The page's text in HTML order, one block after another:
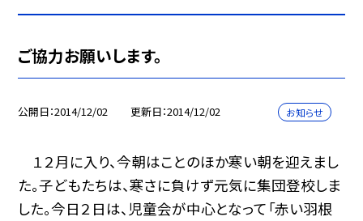
ご協力お願いします。
公開日 2014/12/02 更新日 2014/12/02 お知らせ
１２月に入り、今朝はことのほか寒い朝を迎えまし
た。子どもたちは、寒さに負けず元気に集団登校しま
した。今日２日は、児童会が中心となって「赤い羽根